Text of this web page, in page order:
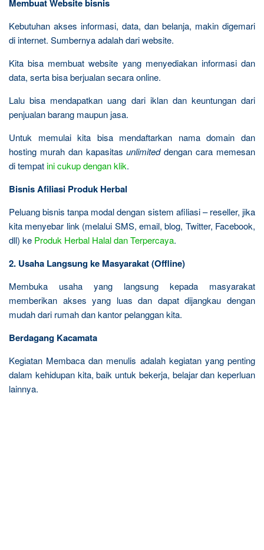
Membuat Website bisnis
Kebutuhan akses informasi, data, dan belanja, makin digemari
di internet. Sumbernya adalah dari website.
Kita bisa membuat website yang menyediakan informasi dan
data, serta bisa berjualan secara online.
Lalu bisa mendapatkan uang dari iklan dan keuntungan dari
penjualan barang maupun jasa.
Untuk memulai kita bisa mendaftarkan nama domain dan
hosting murah dan kapasitasunlimiteddengan cara memesan
di tempatini cukup dengan klik.
Bisnis Afiliasi Produk Herbal
Peluang bisnis tanpa modal dengan sistem afiliasi – reseller, jika
kita menyebar link (melalui SMS, email, blog, Twitter, Facebook,
dll) ke Produk Herbal Halal dan Terpercaya.
2. Usaha Langsung ke Masyarakat (Offline)
Membuka usaha yang langsung kepada masyarakat
memberikan akses yang luas dan dapat dijangkau dengan
mudah dari rumah dan kantor pelanggan kita.
Berdagang Kacamata
Kegiatan Membaca dan menulis adalah kegiatan yang penting
dalam kehidupan kita, baik untuk bekerja, belajar dan keperluan
lainnya.